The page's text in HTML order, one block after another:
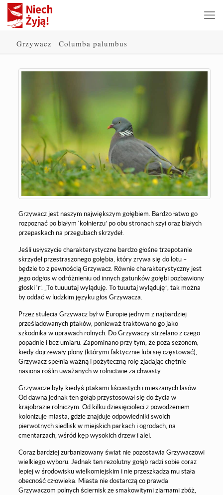
Grzywacz | Columba palumbus
Grzywacz jest naszym największym gołębiem. Bardzo łatwo go
rozpoznać po białym ‘kołnierzu’ po obu stronach szyi oraz białych
przepaskach na przegubach skrzydeł.
Jeśli usłyszycie charakterystyczne bardzo głośne trzepotanie
skrzydeł przestraszonego gołębia, który zrywa się do lotu –
będzie to z pewnością Grzywacz. Równie charakterystyczny jest
jego odgłos w odróżnieniu od innych gatunków gołębi pozbawiony
głoski ‘r’. „To tuuuutaj wyląduję. To tuuutaj wyląduję”, tak można
by oddać w ludzkim języku głos Grzywacza.
Przez stulecia Grzywacz był w Europie jednym z najbardziej
prześladowanych ptaków, ponieważ traktowano go jako
szkodnika w uprawach rolnych. Do Grzywaczy strzelano z czego
popadnie i bez umiaru. Zapominano przy tym, że poza sezonem,
kiedy dojrzewały plony (którymi faktycznie lubi się częstować),
Grzywacz spełnia ważną i pożyteczną rolę zjadając chętnie
nasiona roślin uważanych w rolnictwie za chwasty.
Grzywacze były kiedyś ptakami liściastych i mieszanych lasów.
Od dawna jednak ten gołąb przystosował się do życia w
krajobrazie rolniczym. Od kilku dziesięcioleci z powodzeniem
kolonizuje miasta, gdzie znajduje odpowiedniki swoich
pierwotnych siedlisk w miejskich parkach i ogrodach, na
cmentarzach, wśród kęp wysokich drzew i alei.
Coraz bardziej zurbanizowany świat nie pozostawia Grzywaczowi
wielkiego wyboru. Jednak ten rezolutny gołąb radzi sobie coraz
lepiej w środowisku wielkomiejskim i nie przeszkadza mu stała
obecność człowieka. Miasta nie dostarczą co prawda
Grzywaczom polnych ściernisk ze smakowitymi ziarnami zbóż,